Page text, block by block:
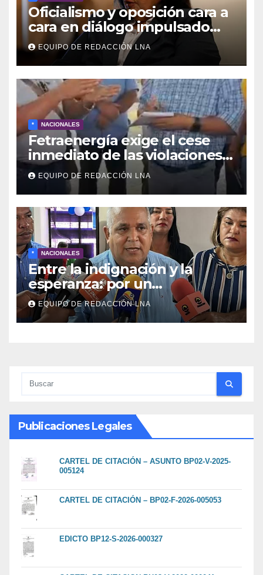
Oficialismo y oposición cara a
cara en diálogo impulsado
por EE UU: las claves
EQUIPO DE REDACCIÓN LNA
* NACIONALES
Fetraenergía exige el cese
inmediato de las violaciones a
los derechos laborales en la
Industria Petrolera
Venezolana
EQUIPO DE REDACCIÓN LNA
* NACIONALES
Entre la indignación y la
esperanza: por un
movimiento de
reconstrucción y soberanía
nacional
EQUIPO DE REDACCIÓN LNA
Publicaciones Legales
CARTEL DE CITACIÓN – ASUNTO BP02-V-2025-
005124
CARTEL DE CITACIÓN – BP02-F-2026-005053
EDICTO BP12-S-2026-000327